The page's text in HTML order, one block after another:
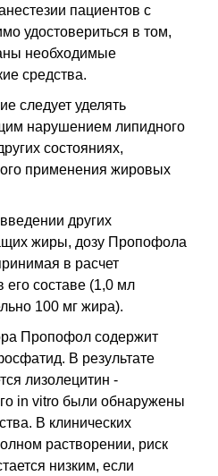
пациентов с
удостовериться в том,
необходимые
средства.
следует уделять
нарушением липидного
состояниях,
применения жировых
других
жиры, дозу Пропофола
в расчет
его составе (1,0 мл
100 мг жира).
Пропофол содержит
В результате
лизолецитин -
in vitro были обнаружены
В клинических
растворении, риск
низким, если